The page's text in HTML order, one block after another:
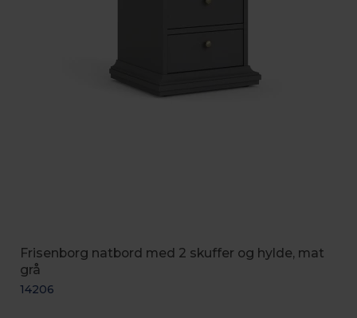
Frisenborg natbord med 2 skuffer og hylde, mat
grå
14206